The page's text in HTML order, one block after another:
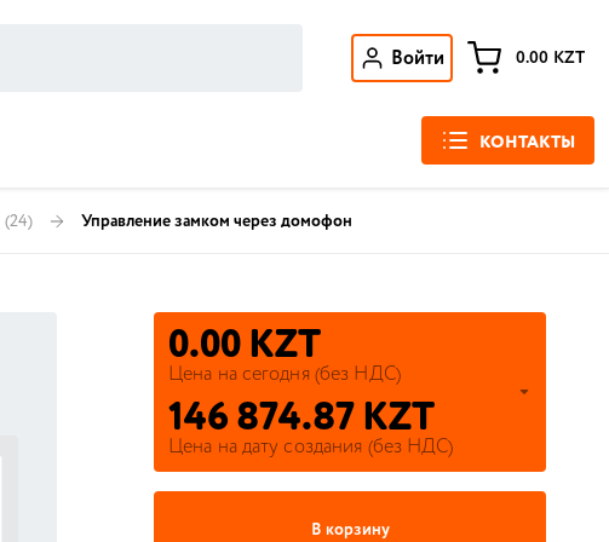
Войти 0.00 KZT
КОНТАКТЫ
(24) Управление замком через домофон
0.00 KZT
Цена на сегодня (без НДС)
146 874.87 KZT
Цена на дату создания (без НДС)
В корзину